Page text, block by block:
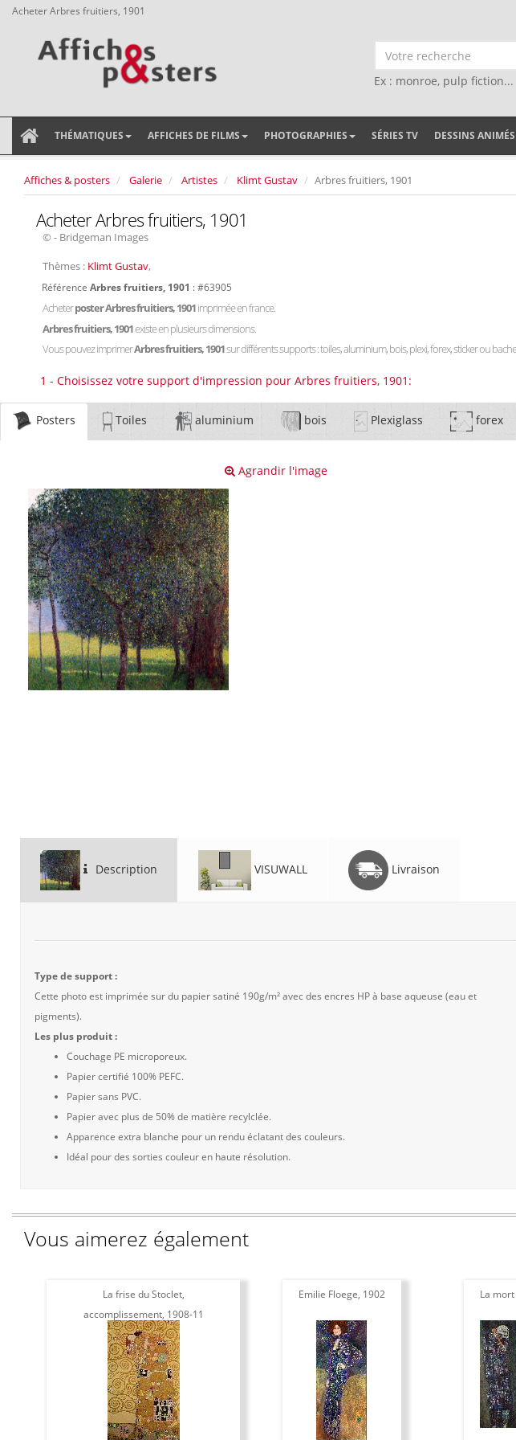
Acheter Arbres fruitiers, 1901
Ex : monroe, pulp fiction...
THÉMATIQUES AFFICHES DE FILMS PHOTOGRAPHIES SÉRIES TV DESSINS ANIMÉS
Affiches & posters Galerie Artistes Klimt Gustav Arbres fruitiers, 1901
Acheter Arbres fruitiers, 1901
© - Bridgeman Images
Thèmes : Klimt Gustav,
Référence Arbres fruitiers, 1901 : #63905
Acheterposter Arbres fruitiers, 1901imprimée en france.
Arbres fruitiers, 1901existe en plusieurs dimensions.
Vous pouvez imprimerArbres fruitiers, 1901sur différents supports : toiles, aluminium, bois, plexi, forex, sticker ou
1 - Choisissez votre support d'impression pour Arbres fruitiers, 1901:
Posters Toiles aluminium bois Plexiglass forex
Agrandir l'image
Description VISUWALL Livraison
Type de support :
Cette photo est imprimée sur du papier satiné 190g/m² avec des encres HP à base aqueuse (eau et
pigments).
Les plus produit :
Couchage PE microporeux.
Papier certifié 100% PEFC.
Papier sans PVC.
Papier avec plus de 50% de matière recylclée.
Apparence extra blanche pour un rendu éclatant des couleurs.
Idéal pour des sorties couleur en haute résolution.
Vous aimerez également
La frise du Stoclet,
accomplissement, 1908-11
Emilie Floege, 1902 La